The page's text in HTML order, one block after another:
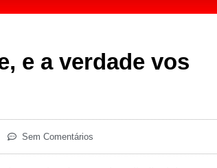
e a verdade vos
Sem Comentários